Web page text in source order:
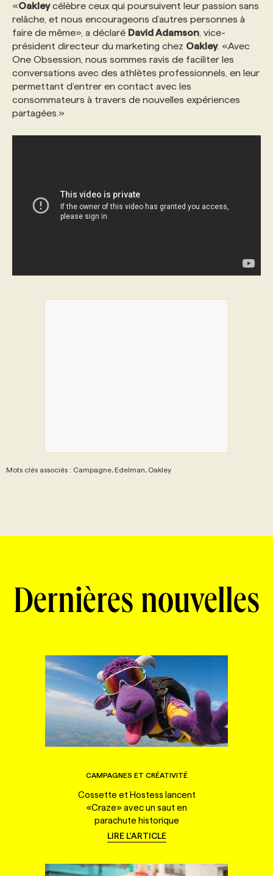
«Oakleycélèbre ceux qui poursuivent leur passion sans
relâche, et nous encourageons d’autres personnes à
faire de même», a déclaré David Adamson , vice-
président directeur du marketing chez Oakley. «Avec
One Obsession, nous sommes ravis de faciliter les
conversations avec des athlètes professionnels, en leur
permettant d’entrer en contact avec les
consommateurs à travers de nouvelles expériences
partagées.»
Mots clés associés : Campagne, Edelman, Oakley
Dernières nouvelles
CAMPAGNES ET CRÉATIVITÉ
Cossette et Hostess lancent
«Craze» avec un saut en
parachute historique
LIRE L'ARTICLE